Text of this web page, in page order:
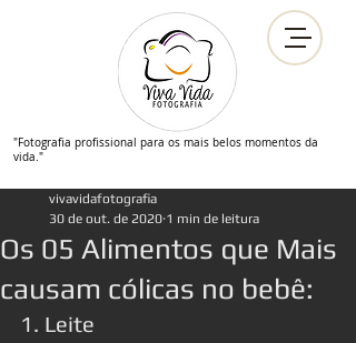
"Fotografia profissional para os mais belos momentos da
vida."
Os 05 Alimentos que Mais
causam cólicas no bebê:
vivavidafotografia
30 de out. de 2020 1 min de leitura
1. Leite